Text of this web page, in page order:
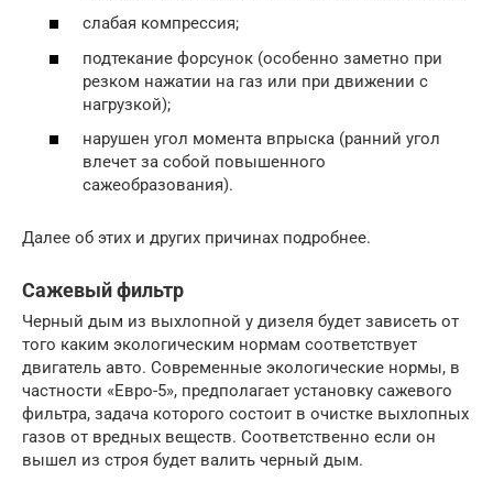
слабая компрессия;
подтекание форсунок (особенно заметно при
резком нажатии на газ или при движении с
нагрузкой);
нарушен угол момента впрыска (ранний угол
влечет за собой повышенного
сажеобразования).
Далее об этих и других причинах подробнее.
Сажевый фильтр
Черный дым из выхлопной у дизеля будет зависеть от
того каким экологическим нормам соответствует
двигатель авто. Современные экологические нормы, в
частности «Евро-5», предполагает установку сажевого
фильтра, задача которого состоит в очистке выхлопных
газов от вредных веществ. Соответственно если он
вышел из строя будет валить черный дым.